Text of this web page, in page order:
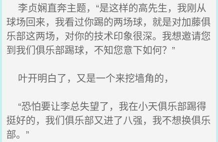
李贞娴直奔主题，“是这样的高先生，我刚从
球场回来，我看过你踢的两场球，就是对加藤俱
乐部这两场，对你的技术印象很深。我想邀请您
到我们俱乐部踢球，不知您意下如何？”
叶开明白了，又是一个来挖墙角的，
“恐怕要让李总失望了，我在小天俱乐部踢得
挺好的，我们俱乐部又进了八强，我不想换俱乐
部。”